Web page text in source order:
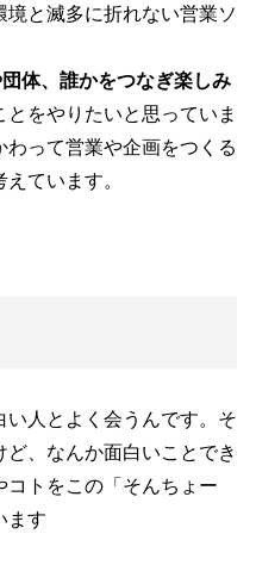
と滅多に折れない営業ソ
体、誰かをつなぎ楽しみ
とをやりたいと思っていま
って営業や企画をつくる
ています。
人とよく会うんです。そ
、なんか面白いことでき
トをこの「そんちょー
ます